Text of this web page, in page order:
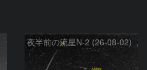
夜半前の流星N-2 (26-08-02)